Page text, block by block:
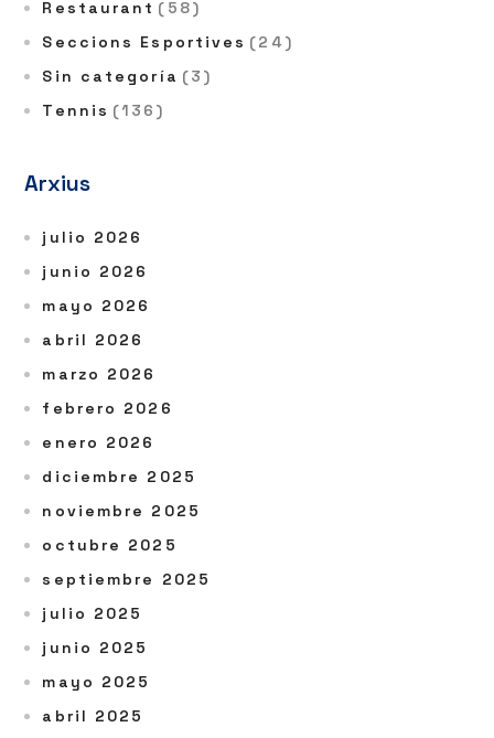
Restaurant (58)
Seccions Esportives (24)
Sin categoría (3)
Tennis (136)
Arxius
julio 2026
junio 2026
mayo 2026
abril 2026
marzo 2026
febrero 2026
enero 2026
diciembre 2025
noviembre 2025
octubre 2025
septiembre 2025
julio 2025
junio 2025
mayo 2025
abril 2025